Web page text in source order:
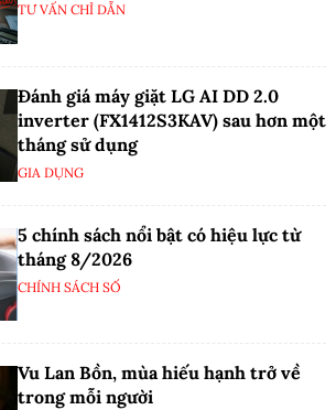
TƯ VẤN CHỈ DẪN
Đánh giá máy giặt LG AI DD 2.0
inverter (FX1412S3KAV) sau hơn một
tháng sử dụng
GIA DỤNG
5 chính sách nổi bật có hiệu lực từ
tháng 8/2026
CHÍNH SÁCH SỐ
Vu Lan Bồn, mùa hiếu hạnh trở về
trong mỗi người